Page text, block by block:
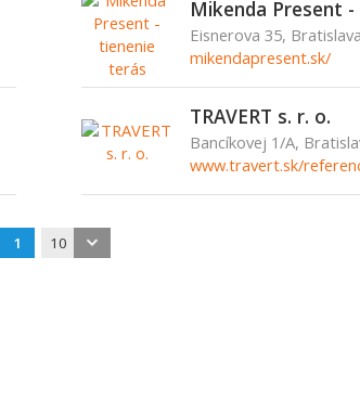
Mikenda Present
Eisnerova 35,
mikendapresent.sk/
TRAVERT s. r. o.
Bancíkovej 1/A,
www.travert.sk/
1 10